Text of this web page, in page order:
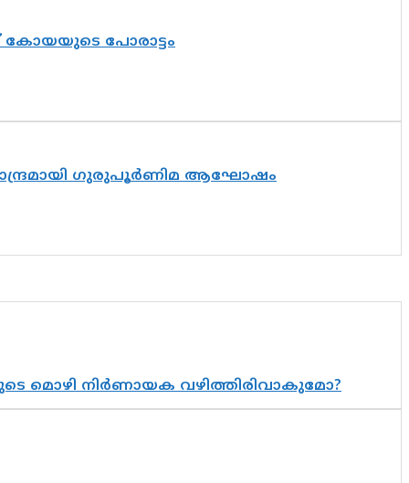
കോയയുടെ പോരാട്ടം
ഗുരുപൂർണിമ ആഘോഷം
മൊഴി നിർണായക വഴിത്തിരിവാകുമോ?